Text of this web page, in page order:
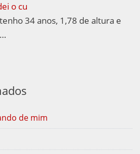
o cu
34 anos, 1,78 de altura e
de mim